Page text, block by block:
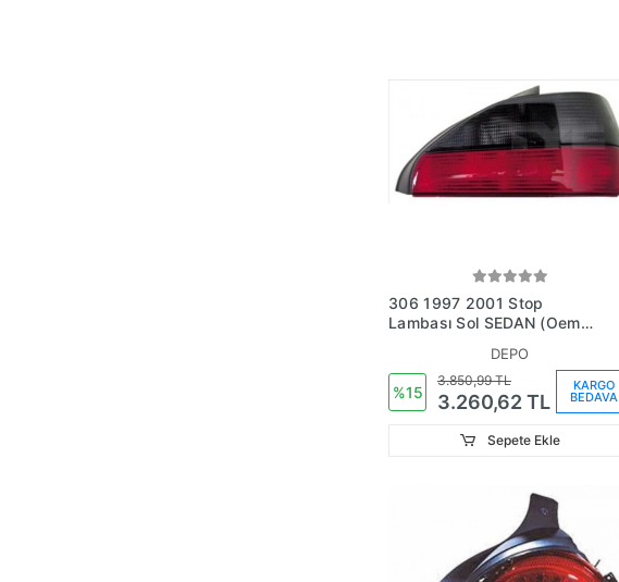
306 1997 2001 Stop
Lambası Sol SEDAN (Oem
DEPO
%15
3.850,99 TL
3.260,62 TL
KARGO
BEDAVA
Sepete Ekle